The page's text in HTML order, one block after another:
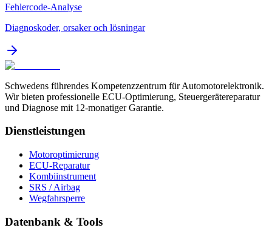
Fehlercode-Analyse
Diagnoskoder, orsaker och lösningar
Schwedens führendes Kompetenzzentrum für Automotorelektronik.
Wir bieten professionelle ECU-Optimierung, Steuergerätereparatur
und Diagnose mit 12-monatiger Garantie.
Dienstleistungen
Motoroptimierung
ECU-Reparatur
Kombiinstrument
SRS / Airbag
Wegfahrsperre
Datenbank & Tools